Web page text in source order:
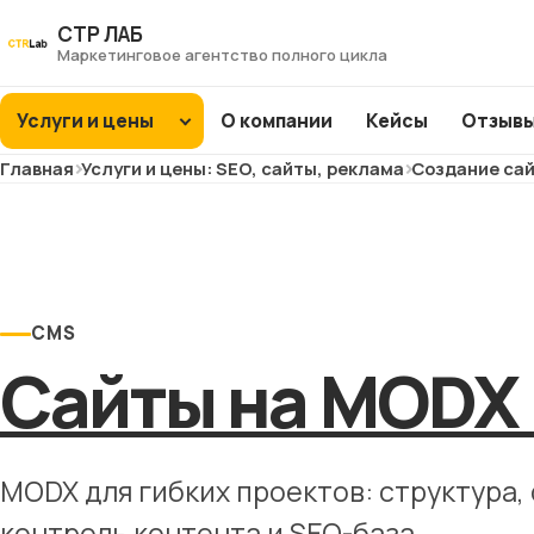
СТР ЛАБ
Маркетинговое агентство полного цикла
Услуги и цены
NEW
ХИТ
Сайты услуг
клиники
О компании Кейсы
NEW
Главная Услуги и цены: SEO, сайты, реклама Создание
CMS
Сайты на MODX
MODX для гибких проектов: